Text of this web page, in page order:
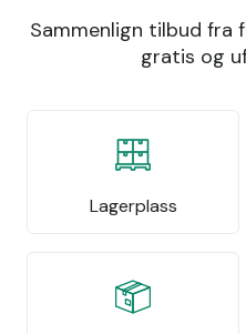
Sammenlign tilbud fra
gratis og
Lagerplass